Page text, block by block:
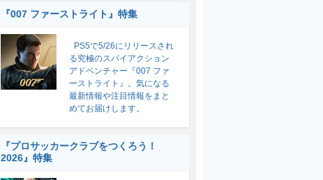
『007 ファーストライト』特集
PS5で5/26にリリースされ
る究極のスパイアクション
アドベンチャー『007 ファ
ーストライト』。気になる
最新情報や注目情報をまと
めてお届けします。
『プロサッカークラブをつくろう！
2026』特集